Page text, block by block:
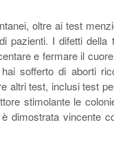
oltre ai test
I difetti della
e fermare il
sofferto di aborti
altri test, inclusi test
stimolante le
dimostrata vincente